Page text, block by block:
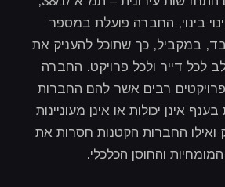
/38/2 ופינוי בינוי, החברה פועלת במספר
במקביל, כך שתוכל להעניק את
לכל דייר ולכל פרויקט. החברה
פרויקטים רבים אשר להם החברות
אינן יכולות או אינן מעוניינות
החברות הקטנות חסרות את
המומחיות והחוסן הכלכלי.